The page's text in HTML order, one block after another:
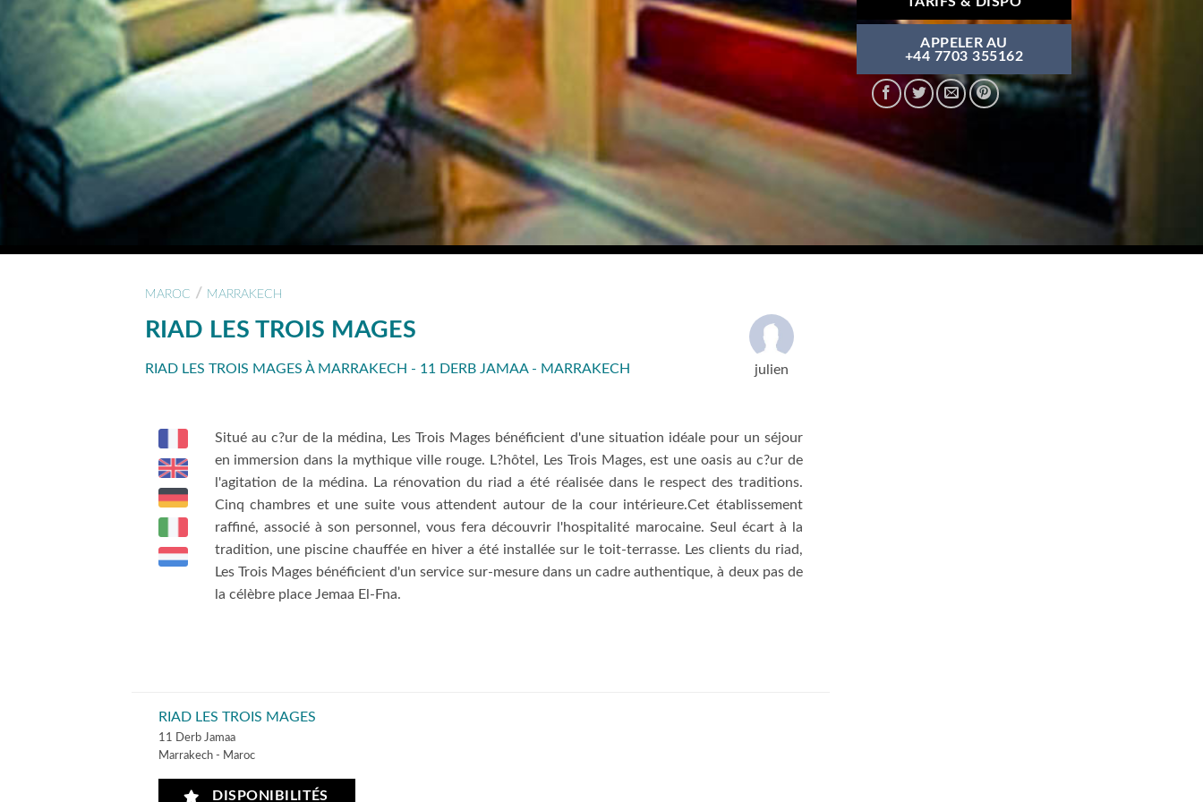
MAROC / MARRAKECH
RIAD LES TROIS MAGES
RIAD LES TROIS MAGES À MARRAKECH - 11 DERB JAMAA - MARRAKECH julien
Situé au c?ur de la médina, Les Trois Mages bénéficient d'une situation idéale pour un séjour
en immersion dans la mythique ville rouge. L?hôtel, Les Trois Mages, est une oasis au c?ur de
l'agitation de la médina. La rénovation du riad a été réalisée dans le respect des traditions.
Cinq chambres et une suite vous attendent autour de la cour intérieure.Cet établissement
raffiné, associé à son personnel, vous fera découvrir l'hospitalité marocaine. Seul écart à la
tradition, une piscine chauffée en hiver a été installée sur le toit-terrasse. Les clients du riad,
Les Trois Mages bénéficient d'un service sur-mesure dans un cadre authentique, à deux pas de
la célèbre place Jemaa El-Fna.
RIAD LES TROIS MAGES
11 Derb Jamaa
Marrakech - Maroc
DISPONIBILITÉS
APPELER AU
+44 7703 355162